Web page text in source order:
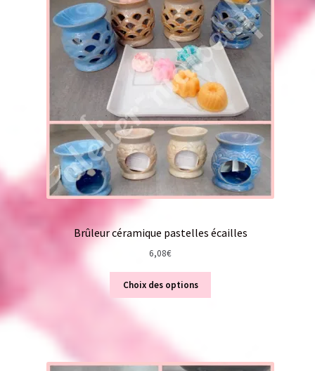
Brûleur céramique pastelles écailles
6,08€
Choix des options